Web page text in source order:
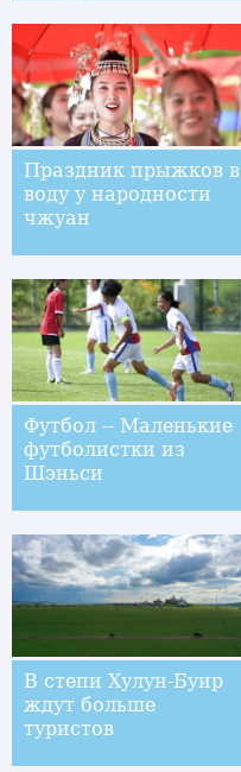
Праздник прыжков в
воду у народности
чжуан
Футбол -- Маленькие
футболистки из
Шэньси
В степи Хулун-Буир
ждут больше
туристов